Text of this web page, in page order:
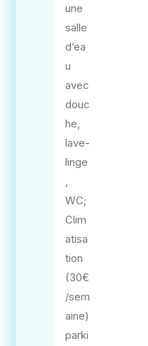
une
salle
d’ea
u
avec
douc
he,
lave-
linge
WC;
Clim
atisa
tion
(30€
/sem
aine)
parki